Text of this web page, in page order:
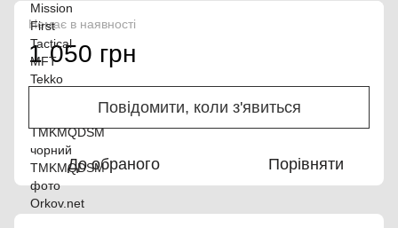
Немає в наявності
1 050 грн
Повідомити, коли з'явиться
До обраного Порівняти